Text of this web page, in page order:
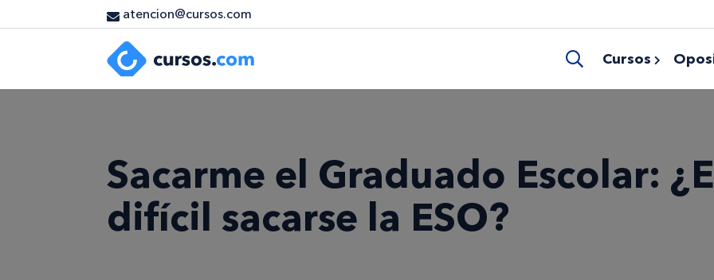
atencion@cursos.com
Cursos
Sacarme el Graduado Escolar:
difícil sacarse la ESO?